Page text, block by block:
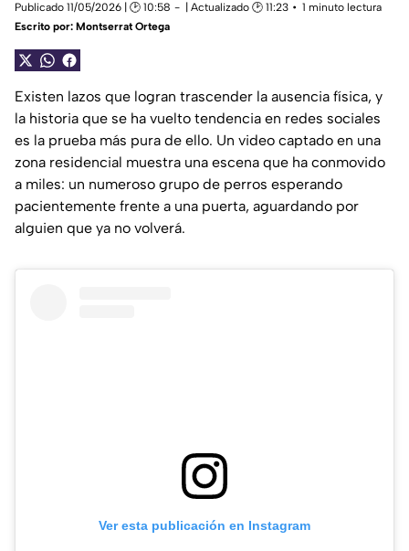
Publicado 11/05/2026 | 🕑 10:58 | Actualizado 🕑 11:23
1 minuto lectura
Escrito por: Montserrat Ortega
Existen lazos que logran trascender la ausencia física, y
la historia que se ha vuelto tendencia en redes sociales
es la prueba más pura de ello. Un video captado en una
zona residencial muestra una escena que ha conmovido
a miles: un numeroso grupo de perros esperando
pacientemente frente a una puerta, aguardando por
alguien que ya no volverá.
Ver esta publicación en Instagram